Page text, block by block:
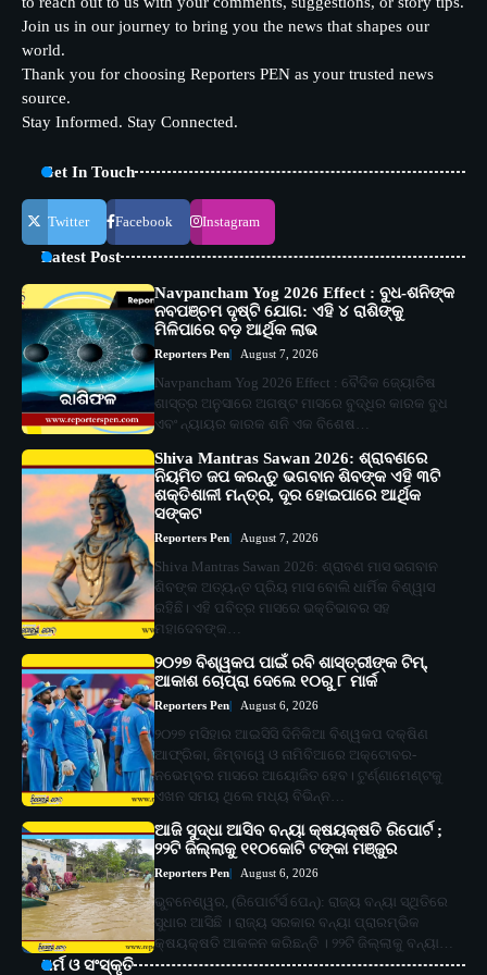
Join us in our journey to bring you the news that shapes our
world.
Thank you for choosing Reporters PEN as your trusted news
source.
Stay Informed. Stay Connected.
Get In Touch
Twitter Facebook Instagram
Latest Post
Navpancham Yog 2026 Effect : ବୁଧ-ଶନିଙ୍କ
ନବପଞ୍ଚମ ଦୃଷ୍ଟି ଯୋଗ: ଏହି ୪ ରାଶିଙ୍କୁ
ମିଳିପାରେ ବଡ଼ ଆର୍ଥିକ ଲାଭ
Reporters Pen August 7, 2026
Navpancham Yog 2026 Effect : ବୈଦିକ ଜ୍ୟୋତିଷ
ଶାସ୍ତ୍ର ଅନୁସାରେ ଅଗଷ୍ଟ ମାସରେ ବୁଦ୍ଧିର କାରକ ବୁଧ
ଏବଂ ନ୍ୟାୟର କାରକ ଶନି ଏକ ବିଶେଷ…
Shiva Mantras Sawan 2026: ଶ୍ରାବଣରେ
ନିୟମିତ ଜପ କରନ୍ତୁ ଭଗବାନ ଶିବଙ୍କ ଏହି ୩ଟି
ଶକ୍ତିଶାଳୀ ମନ୍ତ୍ର, ଦୂର ହୋଇପାରେ ଆର୍ଥିକ
ସଙ୍କଟ
Reporters Pen August 7, 2026
Shiva Mantras Sawan 2026: ଶ୍ରାବଣ ମାସ ଭଗବାନ
ଶିବଙ୍କ ଅତ୍ୟନ୍ତ ପ୍ରିୟ ମାସ ବୋଲି ଧାର୍ମିକ ବିଶ୍ୱାସ
ରହିଛି। ଏହି ପବିତ୍ର ମାସରେ ଭକ୍ତିଭାବର ସହ
ମହାଦେବଙ୍କ…
୨୦୨୭ ବିଶ୍ୱକପ ପାଇଁ ରବି ଶାସ୍ତ୍ରୀଙ୍କ ଟିମ୍,
ଆକାଶ ଚୋପ୍ରା ଦେଲେ ୧୦ରୁ ୮ ମାର୍କ
Reporters Pen August 6, 2026
୨୦୨୭ ମସିହାର ଆଇସିସି ଦିନିକିଆ ବିଶ୍ୱକପ ଦକ୍ଷିଣ
ଆଫ୍ରିକା, ଜିମ୍ବାୱେ ଓ ନାମିବିଆରେ ଅକ୍ଟୋବର-
ନଭେମ୍ବର ମାସରେ ଆୟୋଜିତ ହେବ। ଟୁର୍ଣ୍ଣାମେଣ୍ଟକୁ
ଏଖନ ସମୟ ଥିଲେ ମଧ୍ୟ ବିଭିନ୍ନ…
ଆଜି ସୁଦ୍ଧା ଆସିବ ବନ୍ୟା କ୍ଷୟକ୍ଷତି ରିପୋର୍ଟ ;
୨୨ଟି ଜିଲ୍ଲାକୁ ୧୧୦କୋଟି ଟଙ୍କା ମଞ୍ଜୁର
Reporters Pen August 6, 2026
ଭୁବନେଶ୍ୱର, (ରିପୋର୍ଟର୍ସ ପେନ୍‌): ରାଜ୍ୟ ବନ୍ୟା ସ୍ଥିତିରେ
ସୁଧାର ଆସିଛି । ରାଜ୍ୟ ସରକାର ବନ୍ୟା ପ୍ରାରମ୍ଭିକ
କ୍ଷୟକ୍ଷତି ଆକଳନ କରିଛନ୍ତି । ୨୨ଟି ଜିଲ୍ଲାକୁ ବନ୍ୟା…
ଧର୍ମ ଓ ସଂସ୍କୃତି